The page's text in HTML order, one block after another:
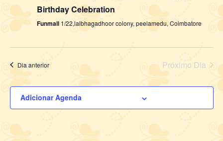
Birthday Celebration
Funmall 1/22,lalbhagadhoor colony, peelamedu, Coimbatore
Dia anterior Próximo Dia
Adicionar Agenda